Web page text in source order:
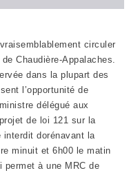
circuler
Chaudière-Appalaches.
dans la plupart des
l’opportunité de
délégué aux
de loi 121 sur la
dorénavant la
minuit et 6h00 le matin
à une MRC de